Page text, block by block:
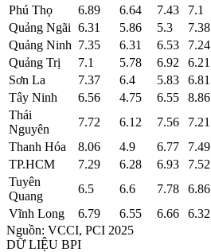
Phú Thọ
6.89 6.64 7.43 7.1
Quảng Ngãi 6.31 5.86 5.3 7.38
Quảng Ninh 7.35 6.31 6.53 7.24
Quảng Trị
7.1 5.78 6.92 6.21
Sơn La
7.37 6.4 5.83 6.81
Tây Ninh
6.56 4.75 6.55 8.86
Thái
Nguyên
7.72 6.12 7.56 7.21
Thanh Hóa
8.06 4.9 6.77 7.49
TP.HCM
7.29 6.28 6.93 7.52
Tuyên
Quang
6.5 6.6 7.78 6.86
Vĩnh Long
6.79 6.55 6.66 6.32
Nguồn: VCCI, PCI 2025
DỮ LIỆU BPI